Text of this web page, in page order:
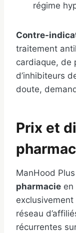
régime
Contre-
traitement
cardiaque, de
d’inhibiteurs
doute,
Prix et
ManHood
pharmacie en
réseau
récurrentes